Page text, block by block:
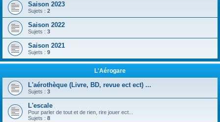
Saison 2023
Sujets : 2
Saison 2022
Sujets : 3
Saison 2021
Sujets : 9
L'Aérogare
L'aérothèque (Livre, BD, revue ect ect) ...
Sujets : 3
L'escale
Pour parler de tout et de rien, rire jouer ect...
Sujets : 8